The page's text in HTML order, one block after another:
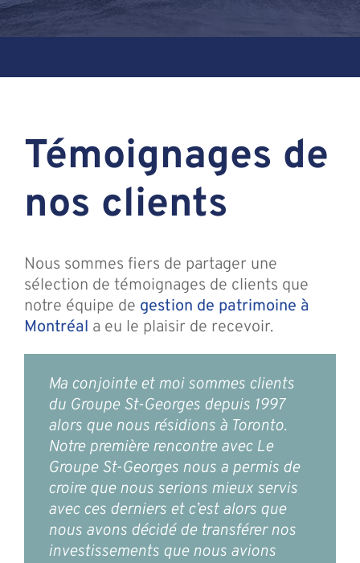
Blogue
Témoignages de
nos clients
Nous sommes fiers de partager une
sélection de témoignages de clients que
notre équipe de gestion de patrimoine à
Montréal a eu le plaisir de recevoir.
Ma conjointe et moi sommes clients
du Groupe St-Georges depuis 1997
alors que nous résidions à Toronto.
Notre première rencontre avec Le
Groupe St-Georges nous a permis de
croire que nous serions mieux servis
avec ces derniers et c’est alors que
nous avons décidé de transférer nos
investissements que nous avions